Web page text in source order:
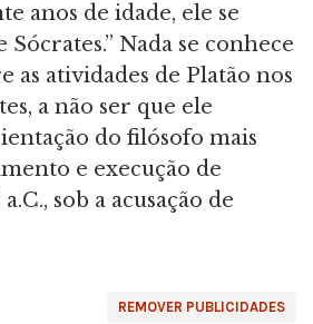
anos de idade, ele se
Nada se conhece
as atividades de Platão nos
a não ser que ele
do filósofo mais
e execução de
sob a acusação de
REMOVER PUBLICIDADES